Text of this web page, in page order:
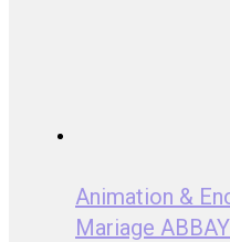
Animation &
Mariage